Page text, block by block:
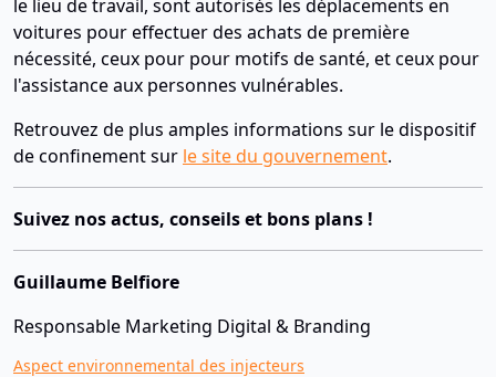
le lieu de travail, sont autorisés les déplacements en
voitures pour effectuer des achats de première
nécessité, ceux pour pour motifs de santé, et ceux pour
l'assistance aux personnes vulnérables.
Retrouvez de plus amples informations sur le dispositif
de confinement sur le site du gouvernement.
Suivez nos actus, conseils et bons plans !
Guillaume Belfiore
Responsable Marketing Digital & Branding
Aspect environnemental des injecteurs